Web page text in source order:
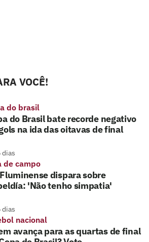
VOCÊ!
do brasil
do Brasil bate recorde negativo
na ida das oitavas de final
dias
de campo
dispara sobre
'Não tenho simpatia'
dias
nacional
avança para as quartas de final